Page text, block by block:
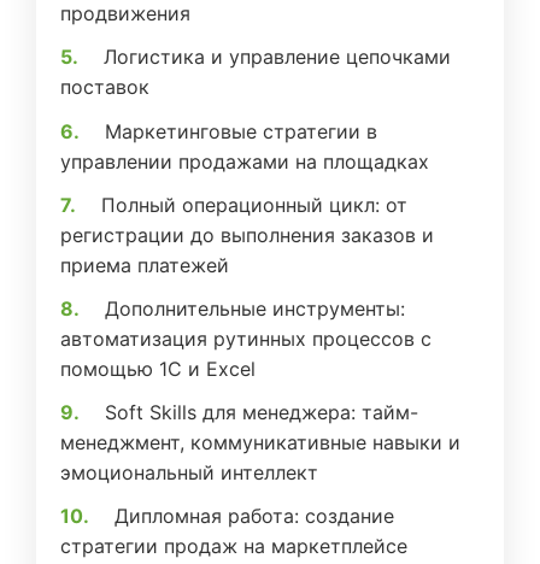
продвижения
Логистика и управление цепочками
поставок
Маркетинговые стратегии в
управлении продажами на площадках
Полный операционный цикл: от
регистрации до выполнения заказов и
приема платежей
Дополнительные инструменты:
автоматизация рутинных процессов с
помощью 1С и Excel
Soft Skills для менеджера: тайм-
менеджмент, коммуникативные навыки и
эмоциональный интеллект
Дипломная работа: создание
стратегии продаж на маркетплейсе